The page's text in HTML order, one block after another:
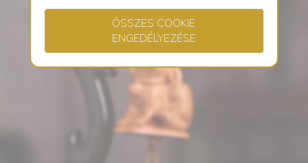
ÖSSZES COOKIE
ENGEDÉLYEZÉSE